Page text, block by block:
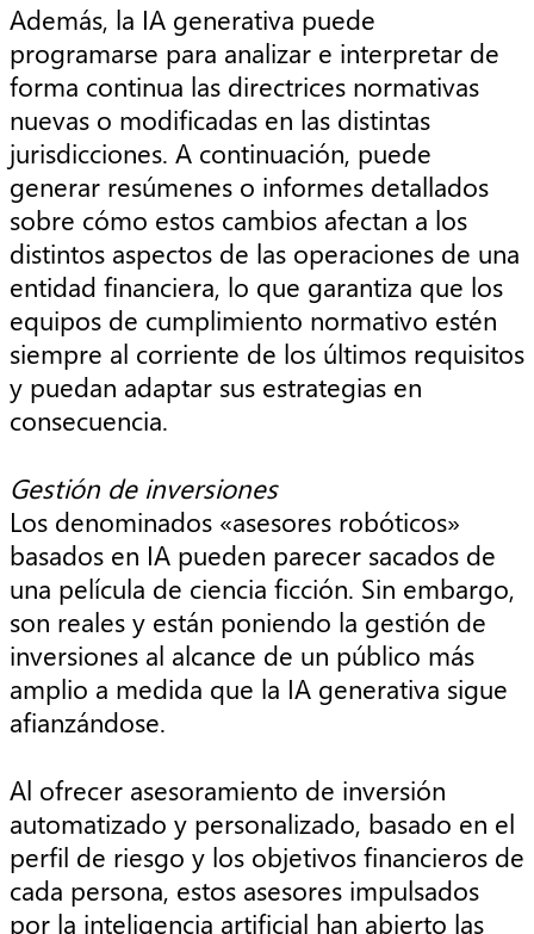
Además, la IA generativa puede
programarse para analizar e interpretar de
forma continua las directrices normativas
nuevas o modificadas en las distintas
jurisdicciones. A continuación, puede
generar resúmenes o informes detallados
sobre cómo estos cambios afectan a los
distintos aspectos de las operaciones de una
entidad financiera, lo que garantiza que los
equipos de cumplimiento normativo estén
siempre al corriente de los últimos requisitos
y puedan adaptar sus estrategias en
consecuencia.
Gestión de inversiones
Los denominados «asesores robóticos»
basados en IA pueden parecer sacados de
una película de ciencia ficción. Sin embargo,
son reales y están poniendo la gestión de
inversiones al alcance de un público más
amplio a medida que la IA generativa sigue
afianzándose.
Al ofrecer asesoramiento de inversión
automatizado y personalizado, basado en el
perfil de riesgo y los objetivos financieros de
cada persona, estos asesores impulsados
por la inteligencia artificial han abierto las